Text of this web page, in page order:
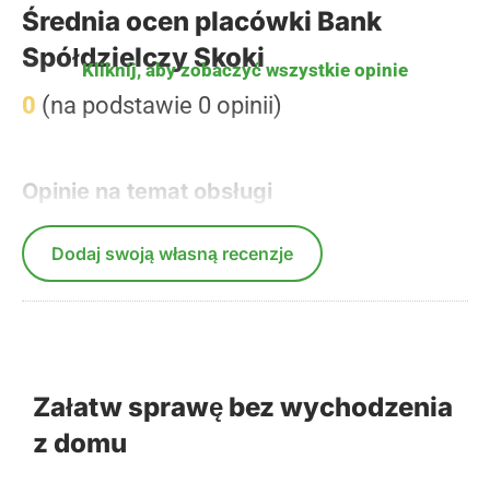
Średnia ocen placówki Bank
Spółdzielczy Skoki
0 (na podstawie 0 opinii)
Opinie na temat obsługi
Kliknij, aby zobaczyć wszystkie opinie
Dodaj swoją własną recenzje
Załatw sprawę bez wychodzenia
z domu